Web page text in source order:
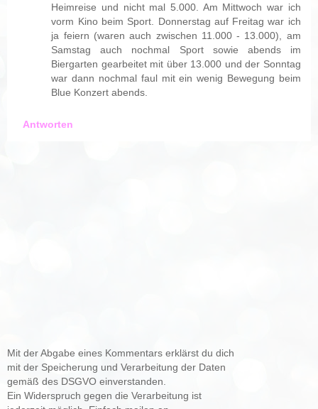
Heimreise und nicht mal 5.000. Am Mittwoch war ich
vorm Kino beim Sport. Donnerstag auf Freitag war ich
ja feiern (waren auch zwischen 11.000 - 13.000), am
Samstag auch nochmal Sport sowie abends im
Biergarten gearbeitet mit über 13.000 und der Sonntag
war dann nochmal faul mit ein wenig Bewegung beim
Blue Konzert abends.
Antworten
Mit der Abgabe eines Kommentars erklärst du dich
mit der Speicherung und Verarbeitung der Daten
gemäß des DSGVO einverstanden.
Ein Widerspruch gegen die Verarbeitung ist